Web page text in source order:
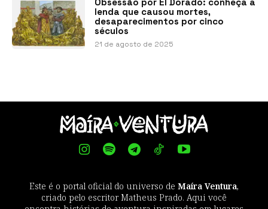
lenda que causou mortes,
desaparecimentos por cinco
séculos
21 de agosto de 2025
Este é o portal oficial do universo de Maíra Ventura,
criado pelo escritor Matheus Prado. Aqui você